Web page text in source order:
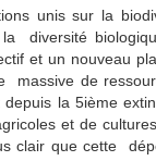
unis sur la
diversité
et un nouveau
de
la 5ième
et de
que cette